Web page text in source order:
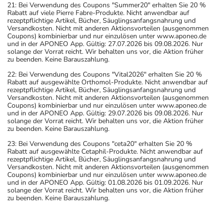
21: Bei Verwendung des Coupons "Summer20" erhalten Sie 20 %
Rabatt auf viele Pierre Fabre-Produkte. Nicht anwendbar auf
rezeptpflichtige Artikel, Bücher, Säuglingsanfangsnahrung und
Versandkosten. Nicht mit anderen Aktionsvorteilen (ausgenommen
Coupons) kombinierbar und nur einzulösen unter www.aponeo.de
und in der APONEO App. Gültig: 27.07.2026 bis 09.08.2026. Nur
solange der Vorrat reicht. Wir behalten uns vor, die Aktion früher
zu beenden. Keine Barauszahlung.
22: Bei Verwendung des Coupons "Vital2026" erhalten Sie 20 %
Rabatt auf ausgewählte Orthomol-Produkte. Nicht anwendbar auf
rezeptpflichtige Artikel, Bücher, Säuglingsanfangsnahrung und
Versandkosten. Nicht mit anderen Aktionsvorteilen (ausgenommen
Coupons) kombinierbar und nur einzulösen unter www.aponeo.de
und in der APONEO App. Gültig: 29.07.2026 bis 09.08.2026. Nur
solange der Vorrat reicht. Wir behalten uns vor, die Aktion früher
zu beenden. Keine Barauszahlung.
23: Bei Verwendung des Coupons "ceta20" erhalten Sie 20 %
Rabatt auf ausgewählte Cetaphil-Produkte. Nicht anwendbar auf
rezeptpflichtige Artikel, Bücher, Säuglingsanfangsnahrung und
Versandkosten. Nicht mit anderen Aktionsvorteilen (ausgenommen
Coupons) kombinierbar und nur einzulösen unter www.aponeo.de
und in der APONEO App. Gültig: 01.08.2026 bis 01.09.2026. Nur
solange der Vorrat reicht. Wir behalten uns vor, die Aktion früher
zu beenden. Keine Barauszahlung.